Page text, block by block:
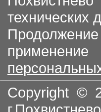
технических
Copyright ©